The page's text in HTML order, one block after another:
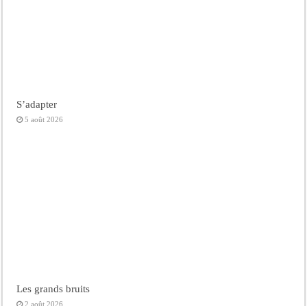
S’adapter
5 août 2026
Les grands bruits
2 août 2026